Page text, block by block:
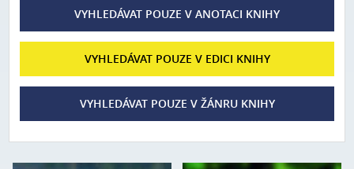
VYHLEDÁVAT POUZE V ANOTACI KNIHY
VYHLEDÁVAT POUZE V EDICI KNIHY
VYHLEDÁVAT POUZE V ŽÁNRU KNIHY